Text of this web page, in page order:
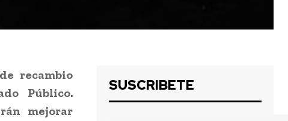
recambio
Público.
mejorar
SUSCRIBETE